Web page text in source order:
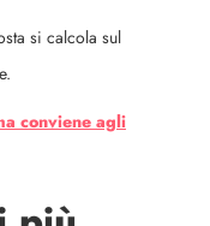
si calcola sul
conviene agli